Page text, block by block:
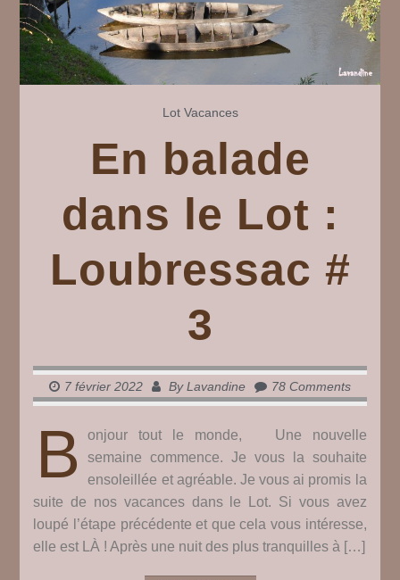
Lot Vacances
En balade
dans le Lot :
Loubressac #
3
7 février 2022 ByLavandine 78 Comments
B
onjour tout le monde, Une nouvelle
semaine commence. Je vous la souhaite
ensoleillée et agréable. Je vous ai promis la
suite de nos vacances dans le Lot. Si vous avez
loupé l’étape précédente et que cela vous intéresse,
elle est LÀ ! Après une nuit des plus tranquilles à […]